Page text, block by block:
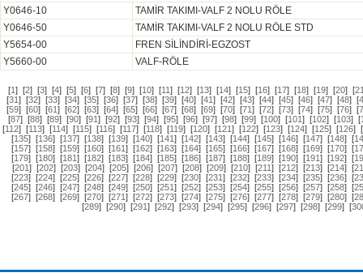
Y0646-10
TAMİR TAKIMI-VALF 2 NOLU RÖLE
Y0646-50
TAMİR TAKIMI-VALF 2 NOLU RÖLE STD
Y5654-00
FREN SİLİNDİRİ-EGZOST
Y5660-00
VALF-RÖLE
[1] [2] [3] [4] [5] [6] [7] [8] [9] [10] [11] [12] [13] [14] [15] [16] [17] [18] [19] [20] [
[31] [32] [33] [34] [35] [36] [37] [38] [39] [40] [41] [42] [43] [44] [45] [46] [47] [48] [
[59] [60] [61] [62] [63] [64] [65] [66] [67] [68] [69] [70] [71] [72] [73] [74] [75] [76] [
[87] [88] [89] [90] [91] [92] [93] [94] [95] [96] [97] [98] [99] [100] [101] [102] [103] [
[112] [113] [114] [115] [116] [117] [118] [119] [120] [121] [122] [123] [124] [125] [126] [
[135] [136] [137] [138] [139] [140] [141] [142] [143] [144] [145] [146] [147] [148] [
[157] [158] [159] [160] [161] [162] [163] [164] [165] [166] [167] [168] [169] [170] [
[179] [180] [181] [182] [183] [184] [185] [186] [187] [188] [189] [190] [191] [192] [
[201] [202] [203] [204] [205] [206] [207] [208] [209] [210] [211] [212] [213] [214] [
[223] [224] [225] [226] [227] [228] [229] [230] [231] [232] [233] [234] [235] [236] [
[245] [246] [247] [248] [249] [250] [251] [252] [253] [254] [255] [256] [257] [258] [
[267] [268] [269] [270] [271] [272] [273] [274] [275] [276] [277] [278] [279] [280] [
[289] [290] [291] [292] [293] [294] [295] [296] [297] [298] [299] [